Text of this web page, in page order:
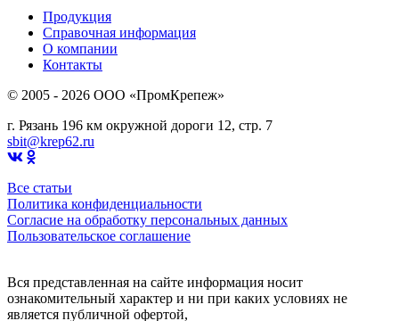
Продукция
Справочная информация
О компании
Контакты
© 2005 - 2026 OOO «ПромКрепеж»
г. Рязань 196 км окружной дороги 12, стр. 7
sbit@krep62.ru
Все статьи
Политика конфиденциальности
Согласие на обработку персональных данных
Пользовательское соглашение
Вся представленная на сайте информация носит
ознакомительный характер и ни при каких условиях не
является публичной офертой,